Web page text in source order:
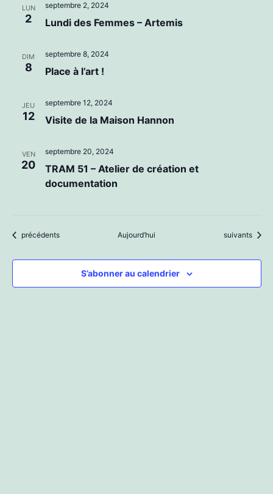
LUN
2 Lundi des Femmes – Artemis
septembre 2, 2024
DIM
8 Place à l’art !
septembre 8, 2024
JEU
12 Visite de la Maison Hannon
septembre 12, 2024
VEN
20
TRAM 51 – Atelier de création et
documentation
septembre 20, 2024
Évènements
précédents Aujourd’hui Évènements
suivants
S’abonner au calendrier